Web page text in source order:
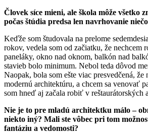
Človek síce mieni, ale škola môže všetko
počas štúdia predsa len navrhovanie
Keďže som študovala na prelome
rokov, vedela som od začiatku, že nechcem
paneláky, okno nad oknom, balkón nad
stavieb bolo minimum. Nebol teda dôvod
Naopak, bola som ešte viac presvedčená,
modernú architektúru, a chcem sa venovať
som hneď aj začala robiť v reštaurátorských
Nie je to pre mladú architektku málo –
niekto iný? Mali ste vôbec pri tom
fantáziu a vedomosti?